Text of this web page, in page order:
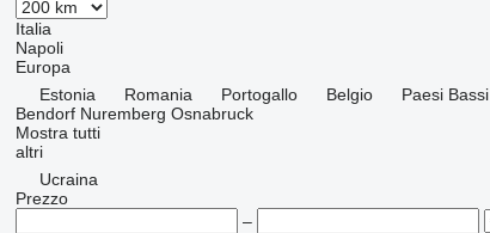
Italia
Napoli
Europa
Estonia
Romania Portogallo Belgio Paesi Bassi
Bendorf Nuremberg Osnabruck
Mostra tutti
altri
Ucraina
Prezzo
–